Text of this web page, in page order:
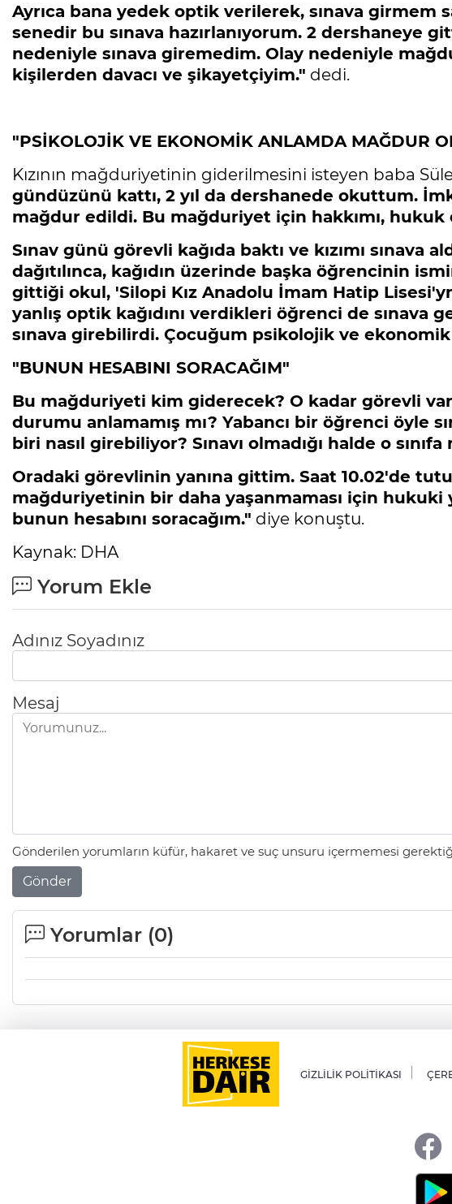
Ayrıca bana yedek optik verilerek, sınava girmem
senedir bu sınava hazırlanıyorum. 2 dershaneye
nedeniyle sınava giremedim. Olay nedeniyle
kişilerden davacı ve şikayetçiyim." dedi.
"PSİKOLOJİK VE EKONOMİK ANLAMDA MAĞDUR
Kızının mağduriyetinin giderilmesini isteyen baba
gündüzünü kattı, 2 yıl da dershanede okuttum.
mağdur edildi. Bu mağduriyet için hakkımı, hukuk
Sınav günü görevli kağıda baktı ve kızımı sınava
dağıtılınca, kağıdın üzerinde başka öğrencinin
gittiği okul, 'Silopi Kız Anadolu İmam Hatip
yanlış optik kağıdını verdikleri öğrenci de sınava
sınava girebilirdi. Çocuğum psikolojik ve
"BUNUN HESABINI SORACAĞIM"
Bu mağduriyeti kim giderecek? O kadar görevli
durumu anlamamış mı? Yabancı bir öğrenci öyle
biri nasıl girebiliyor? Sınavı olmadığı halde o
Oradaki görevlinin yanına gittim. Saat 10.02'de
mağduriyetinin bir daha yaşanmaması için hukuki
bunun hesabını soracağım." diye konuştu.
Kaynak: DHA
Yorum Ekle
Adınız Soyadınız
Mesaj
Gönderilen yorumların küfür, hakaret ve suç unsuru içermemesi
Gönder
Yorumlar (0)
GİZLİLİK POLİTİKASI